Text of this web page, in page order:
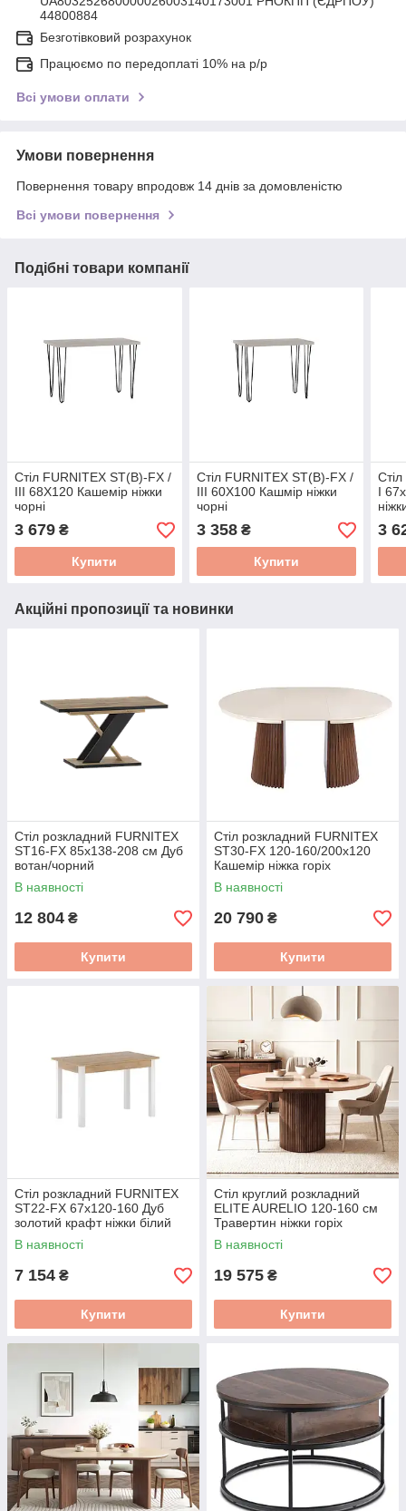
44800884
Безготівковий розрахунок
Працюємо по передоплаті 10% на р/р
Всі умови оплати
Умови повернення
Повернення товару впродовж 14 днів за домовленістю
Всі умови повернення
Подібні товари компанії
Стіл FURNITEX ST(B)-FX /
III 68X120 Кашемір ніжки
чорні
3 679 ₴
Купити
Стіл FURNITEX ST(B)-FX /
III 60X100 Кашмір ніжки
чорні
3 358₴
Купити
I
3
Акційні пропозиції та новинки
Стіл розкладний FURNITEX
ST16-FX 85x138-208 см Дуб
вотан/чорний
В наявності
12 804 ₴
Купити
Стіл розкладний FURNITEX
ST30-FX 120-160/200x120
Кашемір ніжка горіх
В наявності
20 790 ₴
Купити
Стіл розкладний FURNITEX
ST22-FX 67x120-160 Дуб
золотий крафт ніжки білий
В наявності
7 154 ₴
Купити
Стіл круглий розкладний
ELITE AURELIO 120-160 см
Травертин ніжки горіх
ME.AURELIO/TRAW/O/S
В наявності
19 575 ₴
Купити